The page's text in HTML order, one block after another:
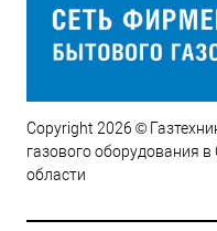
Copyright 2026 ©
газового оборудования в
области